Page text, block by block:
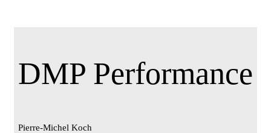
DMP Performance
Pierre-Michel Koch